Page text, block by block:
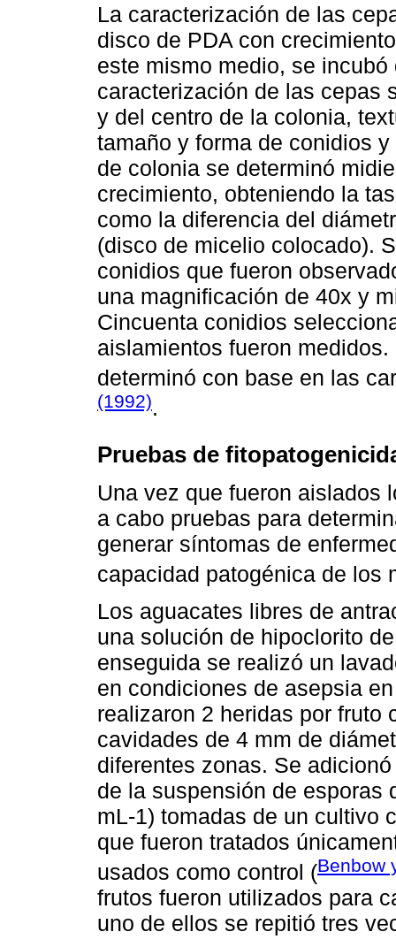
La caracterización de las
disco de PDA con
este mismo medio, se
caracterización de las cepas
y del centro de la colonia,
tamaño y forma de conidios
de colonia se determinó
crecimiento, obteniendo la
como la diferencia del
(disco de micelio colocado).
conidios que fueron
una magnificación de 40x y
Cincuenta conidios
aislamientos fueron
determinó con base en las
(1992).
Pruebas de
Una vez que fueron aislados
a cabo pruebas para
generar síntomas de
capacidad patogénica de los
Los aguacates libres de
una solución de hipoclorito
enseguida se realizó un
en condiciones de asepsia
realizaron 2 heridas por fruto
cavidades de 4 mm de
diferentes zonas. Se
de la suspensión de esporas
mL-1) tomadas de un cultivo
que fueron tratados
usados como control (Benbow
frutos fueron utilizados para
uno de ellos se repitió tres